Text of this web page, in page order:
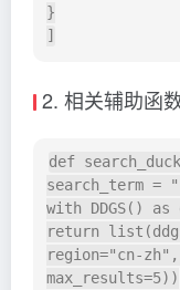
}
2. 相关辅助函
def
search_term =
with DDGS() as
return
region="cn-
max_results=5))